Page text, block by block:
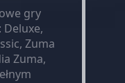
gry
Zuma
Zuma,